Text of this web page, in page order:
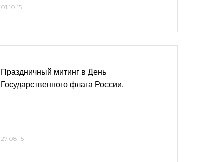
01.10.15
Праздничный митинг в День
Государственного флага России.
27.08.15